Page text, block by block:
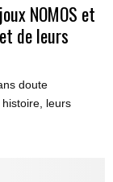
NOMOS et
de leurs
doute
leurs